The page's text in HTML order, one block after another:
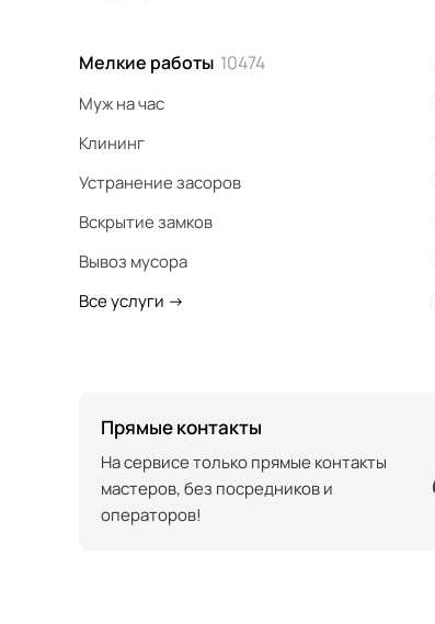
Мелкие работы 10474
Муж на час
Клининг
Устранение засоров
Вскрытие замков
Вывоз мусора
Все услуги ->
Прямые контакты
На сервисе только прямые контакты
мастеров, без посредников и
операторов!